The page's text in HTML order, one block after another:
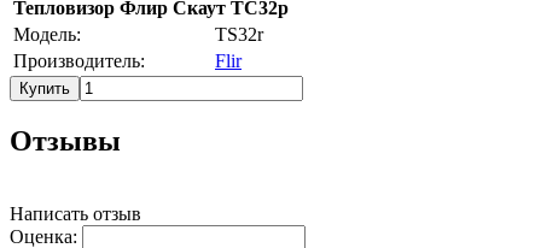
Тепловизор Флир Скаут ТС32р
Модель:
TS32r
Производитель:
Flir
Купить
Отзывы
Написать отзыв
Оценка: